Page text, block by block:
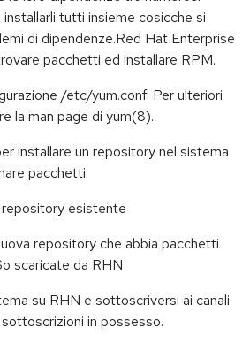
tutti insieme cosicche si
di dipendenze.Red Hat Enterprise
pacchetti ed installare RPM.
/etc/yum.conf. Per ulteriori
la man page di yum(8).
installare un repository nel sistema
pacchetti:
esistente
repository che abbia pacchetti
scaricate da RHN
su RHN e sottoscriversi ai canali
in possesso.